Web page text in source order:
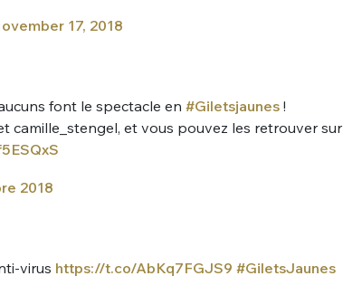
17, 2018
font le spectacle en #Giletsjaunes!
camille_stengel, et vous pouvez les retrouver sur
2018
virus https://t.co/AbKq7FGJS9 #GiletsJaunes